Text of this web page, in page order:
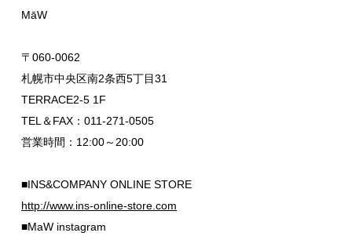
MāW
〒060-0062
札幌市中央区南2条西5丁目31
TERRACE2-5 1F
TEL＆FAX：011-271-0505
営業時間：12:00～20:00
■INS&COMPANY ONLINE STORE
http://www.ins-online-store.com
■MaW instagram